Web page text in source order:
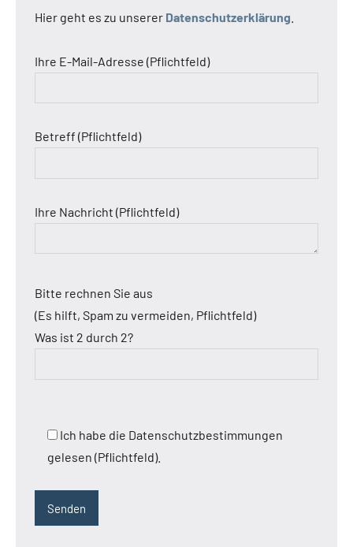
Hier geht es zu unserer Datenschutzerklärung
Ihre E-Mail-Adresse (Pflichtfeld)
Betreff (Pflichtfeld)
Ihre Nachricht (Pflichtfeld)
Bitte rechnen Sie aus
(Es hilft, Spam zu vermeiden, Pflichtfeld)
Was ist 2 durch 2?
Ich habe die Datenschutzbestimmungen
gelesen (Pflichtfeld).